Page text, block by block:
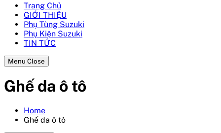
Trang Chủ
GIỚI THIỆU
Phụ Tùng Suzuki
Phụ Kiện Suzuki
TIN TỨC
Menu Close
Ghế da ô tô
Home
Ghế da ô tô